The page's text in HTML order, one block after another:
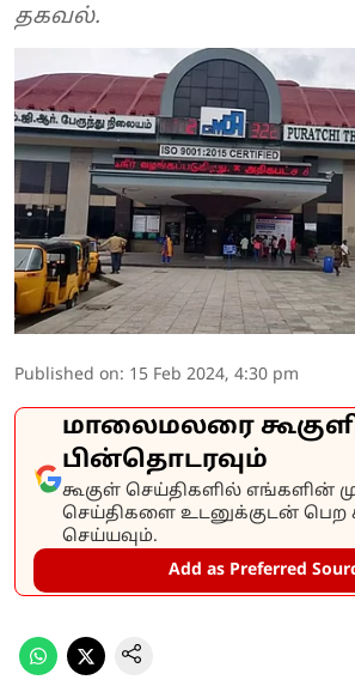
தகவல்.
Published on: 15 Feb 2024, 4:30 pm
மாலைமலரை
பின்தொடரவும்
கூகுள் செய்திகளில் எங்களின்
செய்திகளை உடனுக்குடன் பெற
செய்யவும்.
Add as Preferred